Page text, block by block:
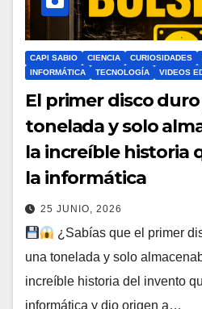
CAPI SABIO CIENCIA CURIOSIDADES
INFORMÁTICA
TECNOLOGÍA VIDEOS
El primer disco
tonelada y solo
la increíble historia
la informática
25 JUNIO, 2026
¿Sabías que el primer
una tonelada y solo
increíble historia del invento
informática y dio origen a…